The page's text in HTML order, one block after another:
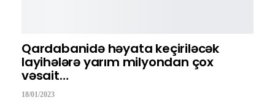
Qardabanidə həyata keçiriləcək
layihələrə yarım milyondan çox
vəsait…
18/01/2023